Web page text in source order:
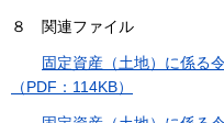
８ 関連ファイル
固定資産（土地）に係る
（PDF：114KB）